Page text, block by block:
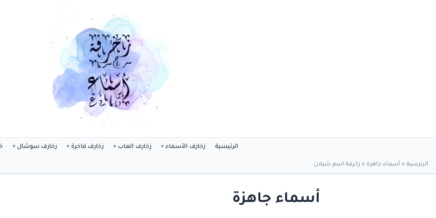
الرئيسية زخارف الأسماء زخارف العاب زخارف فاخرة زخارف سوشال
الرئيسية » أسماء جاهزة » زخرفة اسم شيلان
أسماء جاهزة